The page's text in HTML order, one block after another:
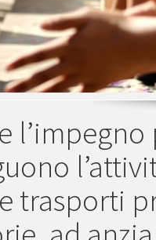
trasporti